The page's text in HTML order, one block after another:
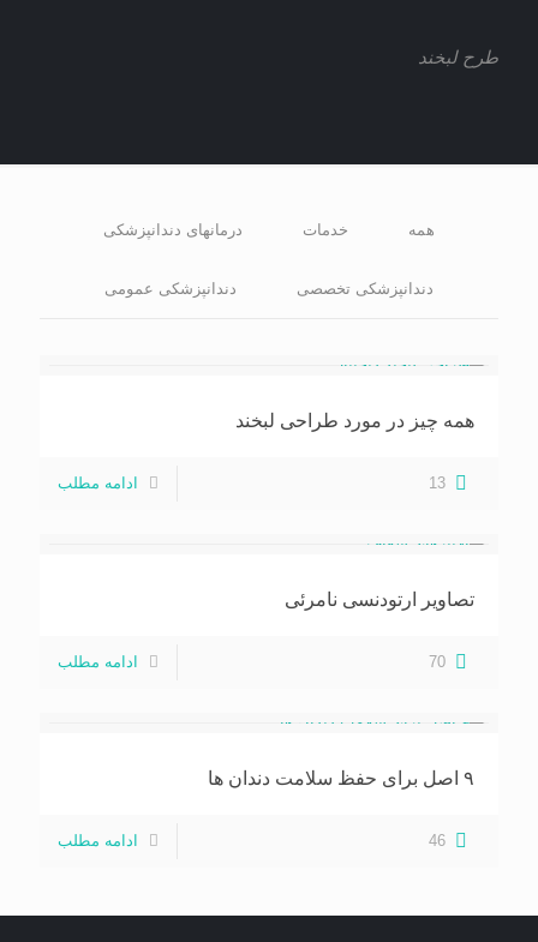
طرح لبخند
همه خدمات درمانهای دندانپزشکی
دندانپزشکی تخصصی دندانپزشکی عمومی
همه چیز در مورد طراحی لبخند
13 ادامه مطلب
تصاویر ارتودنسی نامرئی
70 ادامه مطلب
۹ اصل برای حفظ سلامت دندان ها
46 ادامه مطلب